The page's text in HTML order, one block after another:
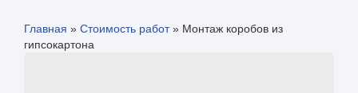
Главная » Стоимость работ» Монтаж коробов из
гипсокартона